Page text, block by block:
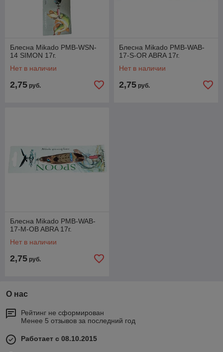
Блесна Mikado PMB-WSN-
14 SIMON 17г.
Нет в наличии
2,75 руб.
Блесна Mikado PMB-WAB-
17-S-OR ABRA 17г.
Нет в наличии
2,75 руб.
Блесна Mikado PMB-WAB-
17-M-OB ABRA 17г.
Нет в наличии
2,75 руб.
О нас
Рейтинг не сформирован
Менее 5 отзывов за последний год
Работает с 08.10.2015